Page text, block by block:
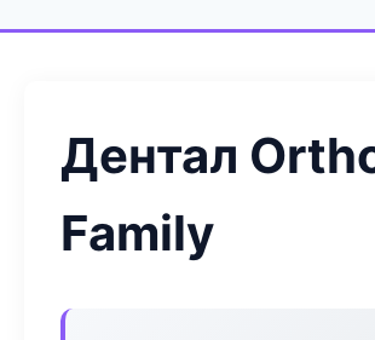
Дентал
Family